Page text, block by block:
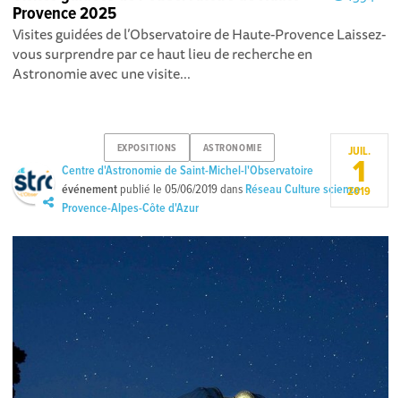
Provence 2025
Visites guidées de l’Observatoire de Haute-Provence Laissez-
vous surprendre par ce haut lieu de recherche en
Astronomie avec une visite...
EXPOSITIONS ASTRONOMIE
Centre d'Astronomie de Saint-Michel-l'Observatoire
événement publié le05/06/2019dans Réseau Culture science
Provence-Alpes-Côte d'Azur
JUIL.
1
2019